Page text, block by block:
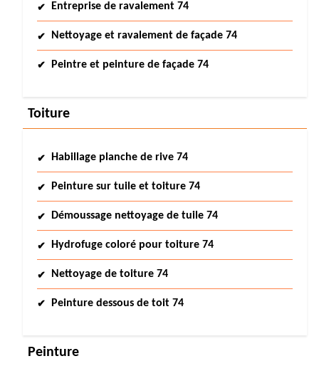
Entreprise de ravalement 74
Nettoyage et ravalement de façade 74
Peintre et peinture de façade 74
Toiture
Habillage planche de rive 74
Peinture sur tuile et toiture 74
Démoussage nettoyage de tuile 74
Hydrofuge coloré pour toiture 74
Nettoyage de toiture 74
Peinture dessous de toit 74
Peinture